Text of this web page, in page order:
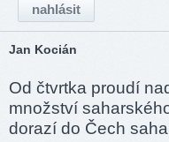
nahlásit
Jan Kocián
Od čtvrtka proudí
množství
dorazí do Čech